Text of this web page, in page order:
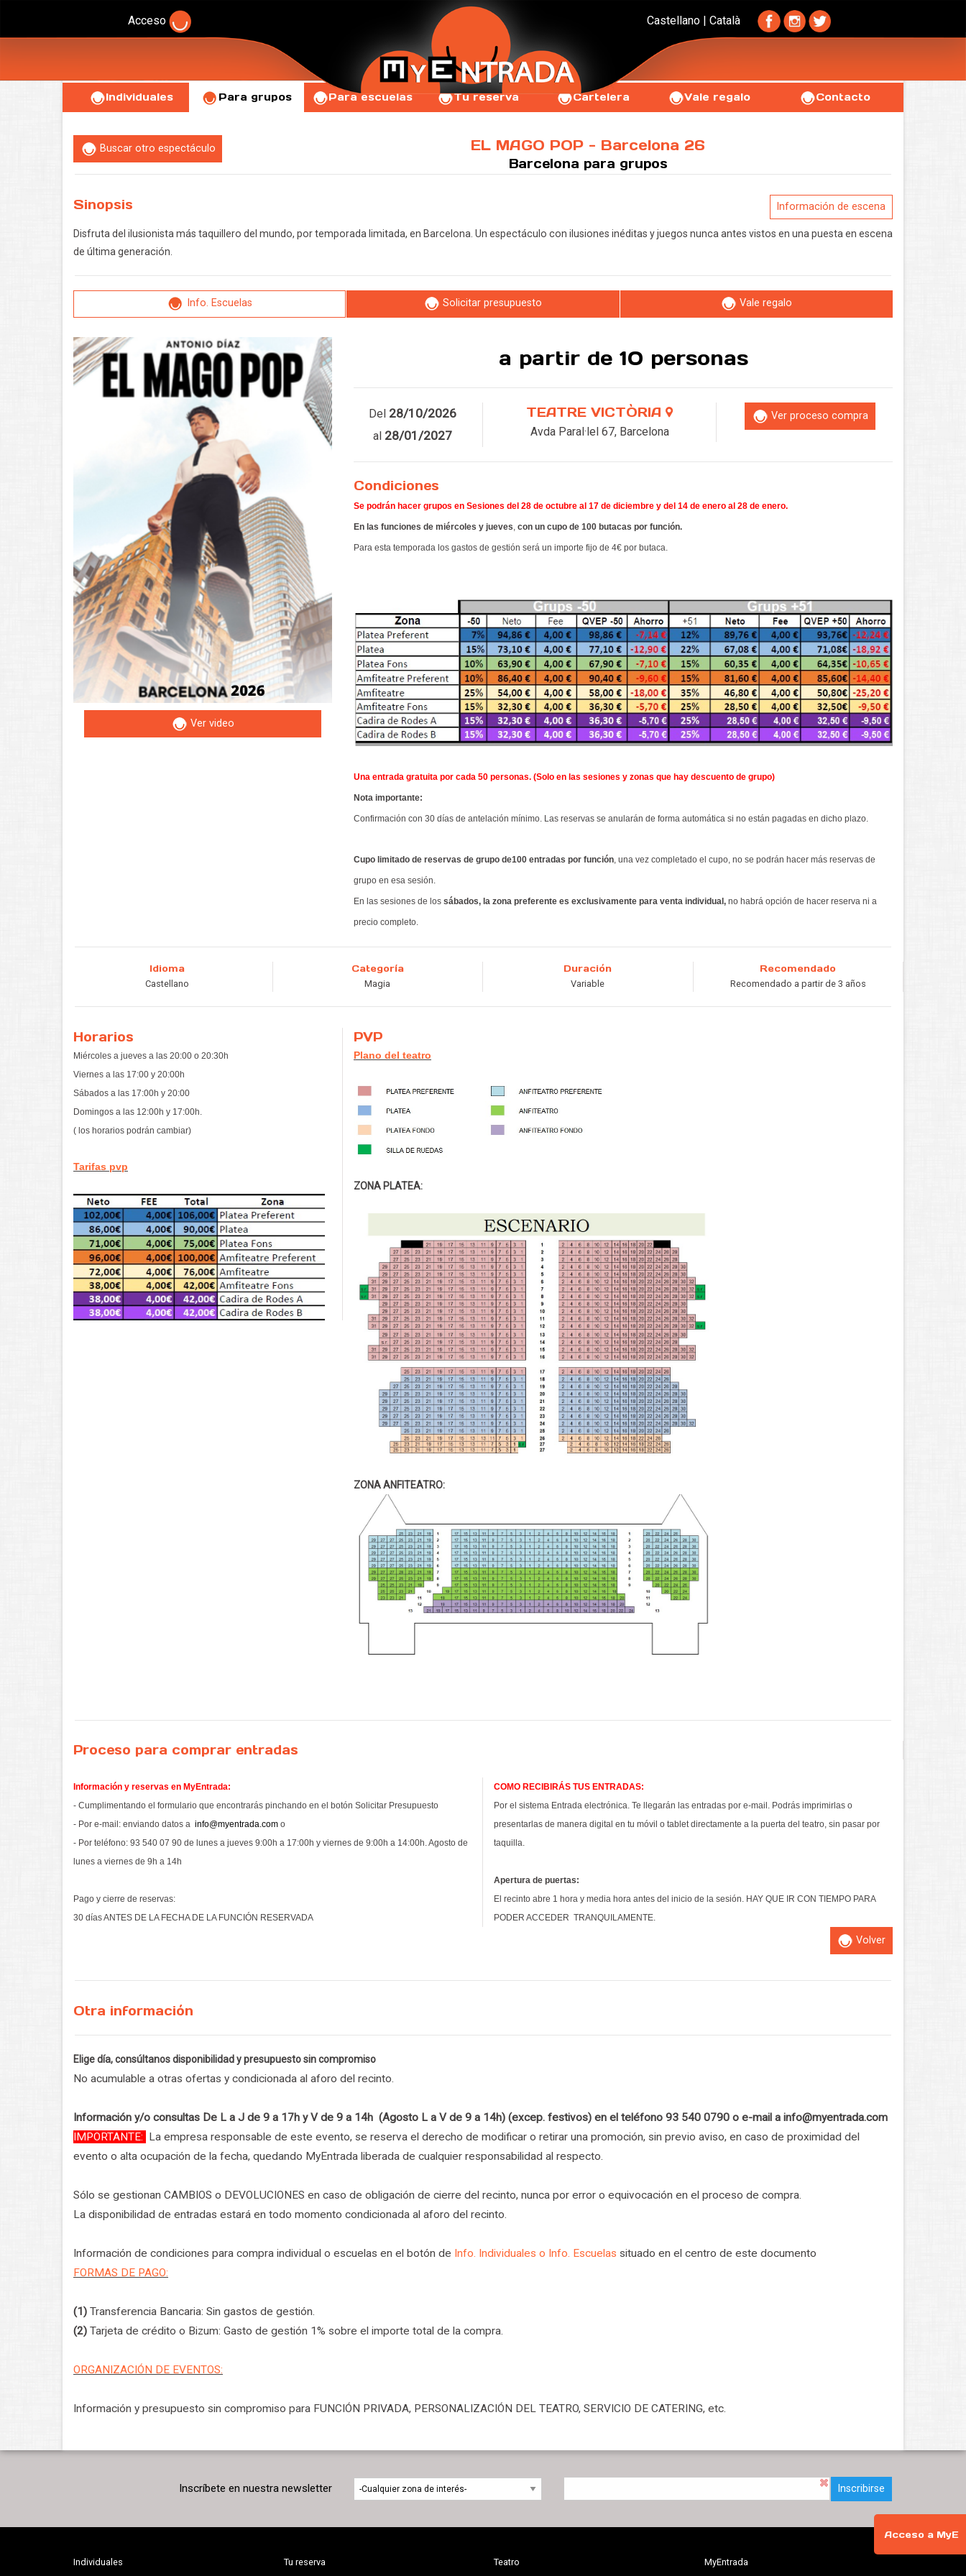
Acceso Castellano |Català
Individuales Para grupos Para escuelas Tu reserva Cartelera Vale regalo Contacto
Buscar otro espectáculo EL MAGO POP - Barcelona 26
Barcelona para grupos
Sinopsis Información de escena
Disfruta del ilusionista más taquillero del mundo, por temporada limitada, en Barcelona. Un espectáculo con ilusiones inéditas y juegos nunca antes vistos en una puesta en escena
de última generación.
Info. Escuelas Solicitar presupuesto Vale regalo
Ver video
a partir de 10 personas
Del 28/10/2026
al 28/01/2027
TEATRE VICTÒRIA
Avda Paral·lel 67, Barcelona
Ver proceso compra
Condiciones
Se podrán hacer grupos en Sesiones del 28 de octubre al 17 de diciembre y del 14 de enero al 28 de enero.
En las funciones de miércoles y jueves, con un cupo de 100 butacas por función.
Para esta temporada los gastos de gestión será un importe fijo de 4€ por butaca.
Una entrada gratuita por cada 50 personas. (Solo en las sesiones y zonas que hay descuento de grupo)
Nota importante:
Confirmación con 30 días de antelación mínimo. Las reservas se anularán de forma automática si no están pagadas en dicho plazo.
Cupo limitado de reservas de grupo de100 entradas por función, una vez completado el cupo, no se podrán hacer más reservas de
grupo en esa sesión.
En las sesiones de los sábados, la zona preferente es exclusivamente para venta individual, no habrá opción de hacer reserva ni a
precio completo.
Idioma
Castellano
Categoría
Magia
Duración
Variable
Recomendado
Recomendado a partir de 3 años
Horarios
Miércoles a jueves a las 20:00 o 20:30h
Viernes a las 17:00 y 20:00h
Sábados a las 17:00h y 20:00
Domingos a las 12:00h y 17:00h.
( los horarios podrán cambiar)
Tarifas pvp
PVP
Plano del teatro
ZONA PLATEA:
ZONA ANFITEATRO:
Proceso para comprar entradas
Información y reservas en MyEntrada:
- Cumplimentando el formulario que encontrarás pinchando en el botón Solicitar Presupuesto
- Por e-mail: enviando datos a info@myentrada.com o
- Por teléfono: 93 540 07 90 de lunes a jueves 9:00h a 17:00h y viernes de 9:00h a 14:00h. Agosto de
lunes a viernes de 9h a 14h
Pago y cierre de reservas:
30 días ANTES DE LA FECHA DE LA FUNCIÓN RESERVADA
COMO RECIBIRÁS TUS ENTRADAS:
Por el sistema Entrada electrónica. Te llegarán las entradas por e-mail. Podrás imprimirlas o
presentarlas de manera digital en tu móvil o tablet directamente a la puerta del teatro, sin pasar por
taquilla.
Apertura de puertas:
El recinto abre 1 hora y media hora antes del inicio de la sesión. HAY QUE IR CON TIEMPO PARA
PODER ACCEDER TRANQUILAMENTE.
Volver
Otra información
Elige día, consúltanos disponibilidad y presupuesto sin compromiso
No acumulable a otras ofertas y condicionada al aforo del recinto.
Información y/o consultas De L a J de 9 a 17h y V de 9 a 14h (Agosto L a V de 9 a 14h) (excep. festivos) en el teléfono 93 540 0790 o e-mail a info@myentrada.com
IMPORTANTE: La empresa responsable de este evento, se reserva el derecho de modificar o retirar una promoción, sin previo aviso, en caso de proximidad del
evento o alta ocupación de la fecha, quedando MyEntrada liberada de cualquier responsabilidad al respecto.
Sólo se gestionan CAMBIOS o DEVOLUCIONES en caso de obligación de cierre del recinto, nunca por error o equivocación en el proceso de compra.
La disponibilidad de entradas estará en todo momento condicionada al aforo del recinto.
Información de condiciones para compra individual o escuelas en el botón de Info. Individuales o Info. Escuelas situado en el centro de este documento
FORMAS DE PAGO:
(1) Transferencia Bancaria: Sin gastos de gestión.
(2) Tarjeta de crédito o Bizum: Gasto de gestión 1% sobre el importe total de la compra.
ORGANIZACIÓN DE EVENTOS:
Información y presupuesto sin compromiso para FUNCIÓN PRIVADA, PERSONALIZACIÓN DEL TEATRO, SERVICIO DE CATERING, etc.
Acceso a MyE
Inscríbete en nuestra newsletter Inscribirse
Individuales Tu reserva Teatro MyEntrada